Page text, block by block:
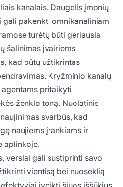
kanalais. Daugelis įmonių
gali pakenkti omnikanaliniam
turėtų būti geriausia
šalinimas įvairiems
kad būtų užtikrintas
Kryžminio kanalų
pritaikyti
ženklo toną. Nuolatinis
svarbūs, kad
naujiems įrankiams ir
aplinkoje.
verslai gali sustiprinti savo
vientisą bei nuoseklią
įveikti šiuos iššūkius,